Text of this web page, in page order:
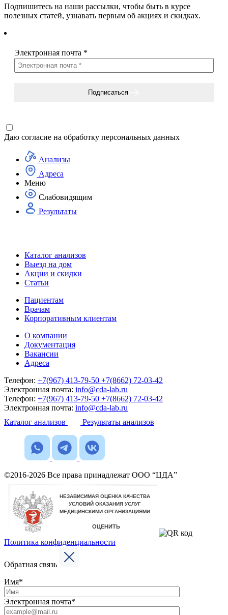
Подпишитесь на наши рассылки, чтобы быть в курсе
полезных статей, узнавать первым об акциях и скидках.
Электронная почта *
Подписаться
Даю согласие на обработку персональных данных
Анализы
Адреса
Меню
Слабовидящим
Результаты
Каталог анализов
Выезд на дом
Акции и скидки
Статьи
Пациентам
Врачам
Корпоративным клиентам
О компании
Документация
Вакансии
Адреса
Телефон: +7(967) 413-79-50 +7(8662) 72-03-42
Электронная почта: info@cda-lab.ru
Телефон: +7(967) 413-79-50 +7(8662) 72-03-42
Электронная почта: info@cda-lab.ru
Каталог анализов
Результаты анализов
©2016-2026 Все права принадлежат ООО “ЦДА”
Политика конфиденциальности
Обратная связь
Имя*
Электронная почта*